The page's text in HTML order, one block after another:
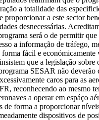
a totalidade das
proporcionar a este sector
desnecessárias.
será o de permitir
a informação de tráfego,
forma fácil e económicamente
que a legislação
SESAR não deverão
caros para as
reconhecendo ao mesmo
a operar em espáço
de forma a proporcionar
dispositivos de